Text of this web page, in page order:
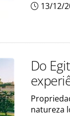
13/12/
Do
natureza